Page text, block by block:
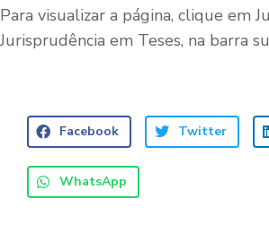
Para visualizar a página, clique em
Jurisprudência em Teses, na barra
Facebook Twitter
WhatsApp